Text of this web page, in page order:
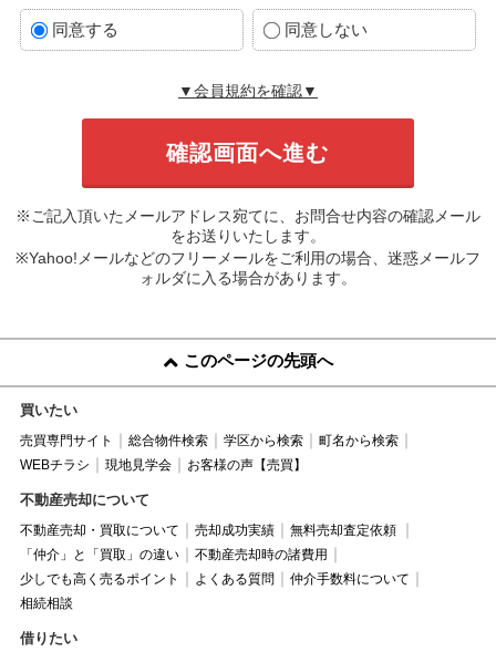
同意する 同意しない
▼会員規約を確認▼
※ご記入頂いたメールアドレス宛てに、お問合せ内容の確認メール
をお送りいたします。
※Yahoo!メールなどのフリーメールをご利用の場合、迷惑メールフ
ォルダに入る場合があります。
このページの先頭へ
買いたい
売買専門サイト 総合物件検索 学区から検索
町名から検索
WEBチラシ
現地見学会 お客様の声【売買】
不動産売却について
不動産売却・買取について 売却成功実績
無料売却査定依頼
「仲介」と「買取」の違い
不動産売却時の諸費用
少しでも高く売るポイント
よくある質問
仲介手数料について
相続相談
借りたい